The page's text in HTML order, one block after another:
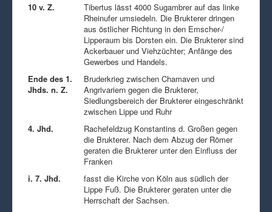
10 v. Z.
Tibertus lässt 4000 Sugambrer auf das linke
Rheinufer umsiedeln. Die Brukterer dringen
aus östlicher Richtung in den Emscher-/
Lipperaum bis Dorsten ein. Die Brukterer sind
Ackerbauer und Viehzüchter; Anfänge des
Gewerbes und Handels.
Ende des 1.
Jhds. n. Z.
Bruderkrieg zwischen Chamaven und
Angrivariern gegen die Brukterer,
Siedlungsbereich der Brukterer eingeschränkt
zwischen Lippe und Ruhr
4. Jhd.
Rachefeldzug Konstantins d. Großen gegen
die Brukterer. Nach dem Abzug der Römer
geraten die Brukterer unter den Einfluss der
Franken
i. 7. Jhd.
fasst die Kirche von Köln aus südlich der
Lippe Fuß. Die Brukterer geraten unter die
Herrschaft der Sachsen.